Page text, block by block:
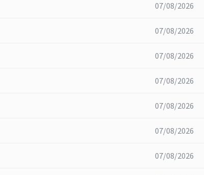
07/08/2026
07/08/2026
07/08/2026
07/08/2026
07/08/2026
07/08/2026
07/08/2026